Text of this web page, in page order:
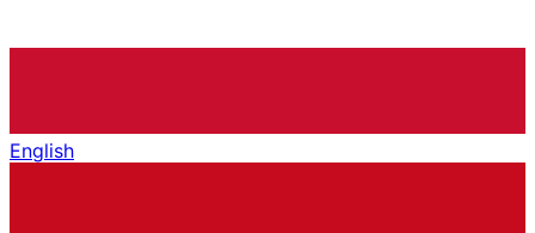
English